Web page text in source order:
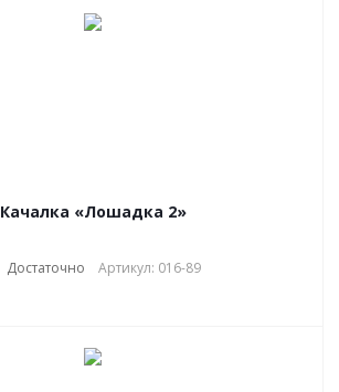
Качалка «Лошадка 2»
Достаточно Артикул: 016-89